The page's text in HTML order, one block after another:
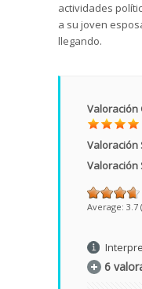
actividades
a su joven
llegando.
Valoración
Valoración
Valoración
Average: 3.7 (
6